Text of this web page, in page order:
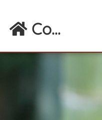
Aller au contenu
Co...